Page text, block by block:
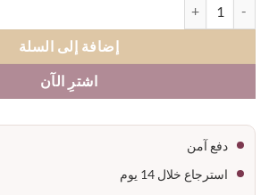
إضافة إلى السلة
اشترِ الآن
دفع آمن
استرجاع خلال 14 يوم